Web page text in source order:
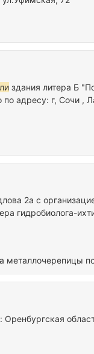
здания литера Б
адресу: г, Сочи ,
2а с
гидробиолога-
металлочерепицы